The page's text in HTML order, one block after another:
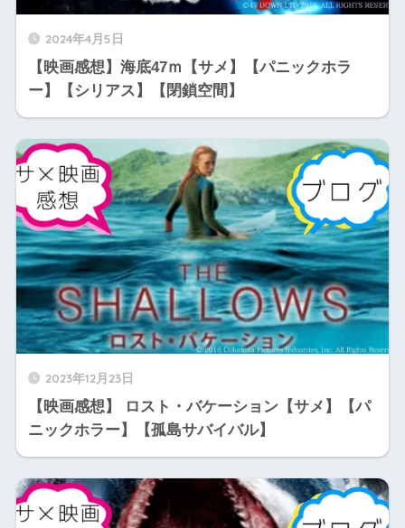
2024年4月5日
【映画感想】海底47ｍ【サメ】【パニックホラ
ー】【シリアス】【閉鎖空間】
2023年12月23日
【映画感想】 ロスト・バケーション【サメ】【パ
ニックホラー】【孤島サバイバル】